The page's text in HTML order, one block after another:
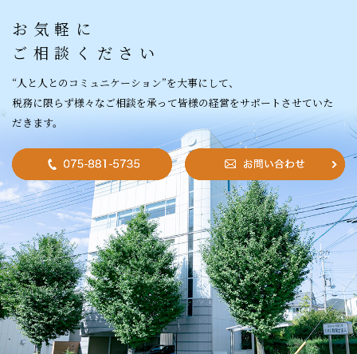
お気軽に
ご相談ください
“人と人との コミュニケーション”を大事にして、
税務に限らず様々なご相談を承って皆様の経営をサポートさせていた
だきます。